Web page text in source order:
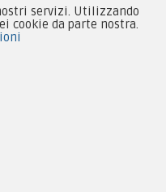
servizi. Utilizzando
cookie da parte nostra.